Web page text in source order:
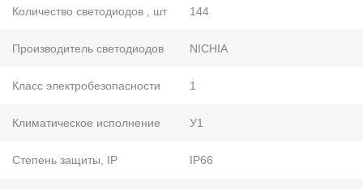
Количество светодиодов , шт 144
Производитель светодиодов NICHIA
Класс электробезопасности 1
Климатическое исполнение У1
Степень защиты, IP IP66